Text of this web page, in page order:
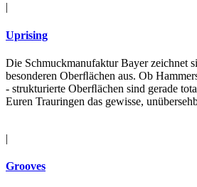
|
Uprising
Die Schmuckmanufaktur Bayer zeichnet
besonderen Oberﬂächen aus. Ob
- strukturierte Oberﬂächen sind gerade
Euren Trauringen das gewisse,
|
Grooves